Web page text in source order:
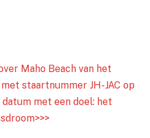
Maho Beach van het
staartnummer JH-JAC op
met een doel: het